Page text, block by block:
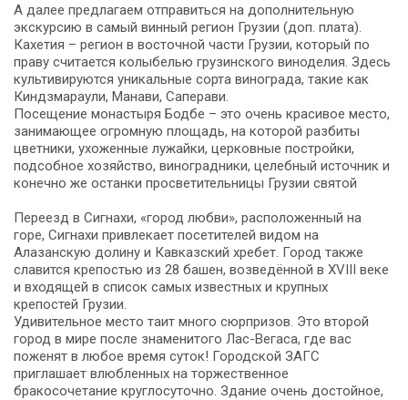
А далее предлагаем отправиться на дополнительную
экскурсию в самый винный регион Грузии (доп. плата).
Кахетия – регион в восточной части Грузии, который по
праву считается колыбелью грузинского виноделия. Здесь
культивируются уникальные сорта винограда, такие как
Киндзмараули, Манави, Саперави.
Посещение монастыря Бодбе – это очень красивое место,
занимающее огромную площадь, на которой разбиты
цветники, ухоженные лужайки, церковные постройки,
подсобное хозяйство, виноградники, целебный источник и
конечно же останки просветительницы Грузии святой
Переезд в Сигнахи, «город любви», расположенный на
горе, Сигнахи привлекает посетителей видом на
Алазанскую долину и Кавказский хребет. Город также
славится крепостью из 28 башен, возведённой в XVIII веке
и входящей в список самых известных и крупных
крепостей Грузии.
Удивительное место таит много сюрпризов. Это второй
город в мире после знаменитого Лас-Вегаса, где вас
поженят в любое время суток! Городской ЗАГС
приглашает влюбленных на торжественное
бракосочетание круглосуточно. Здание очень достойное,